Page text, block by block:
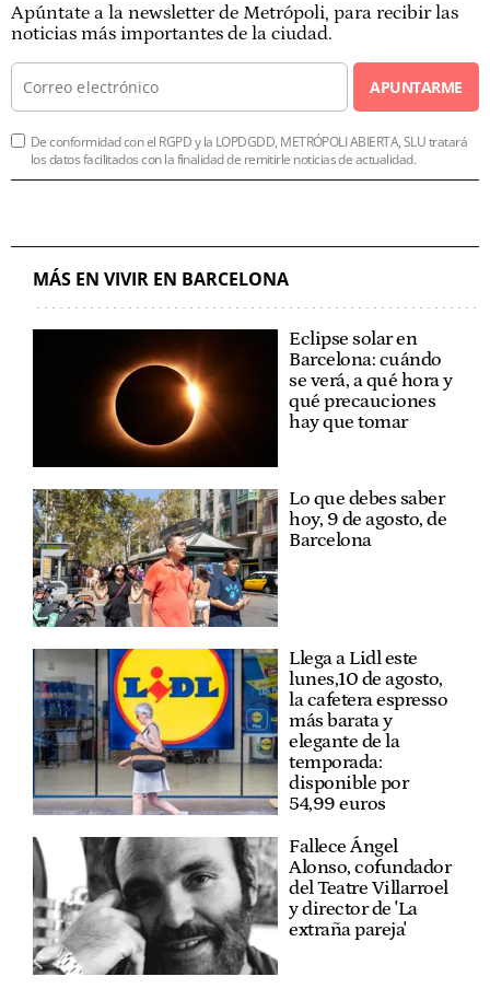
Apúntate a la newsletter de Metrópoli, para recibir las
noticias más importantes de la ciudad.
APUNTARME
De conformidad con el RGPD y la LOPDGDD, METRÓPOLI ABIERTA, SLU tratará
los datos facilitados con la finalidad de remitirle noticias de actualidad.
MÁS EN VIVIR EN BARCELONA
Eclipse solar en
Barcelona: cuándo
se verá, a qué hora y
qué precauciones
hay que tomar
Lo que debes saber
hoy, 9 de agosto, de
Barcelona
Llega a Lidl este
lunes,10 de agosto,
la cafetera espresso
más barata y
elegante de la
temporada:
disponible por
54,99 euros
Fallece Ángel
Alonso, cofundador
del Teatre Villarroel
y director de 'La
extraña pareja'